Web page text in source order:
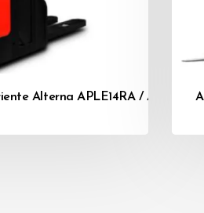
Alterna APLE14RA / APLE16RA